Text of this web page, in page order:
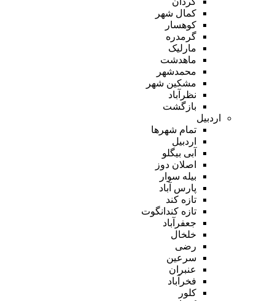
کمال شهر
کوهسار
گرمدره
مارلیک
ماهدشت
محمدشهر
مشکین شهر
نظرآباد
بازگشت
اردبیل
تمام شهر‌ها
اردبیل
آبی بیگلو
اصلان دوز
بیله سوار
پارس آباد
تازه کند
تازه کندانگوت
جعفرآباد
خلخال
رضی
سرعین
عنبران
فخرآباد
کلور